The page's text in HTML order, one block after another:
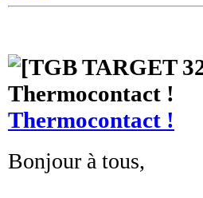
Thermocontact !
Bonjour à tous,